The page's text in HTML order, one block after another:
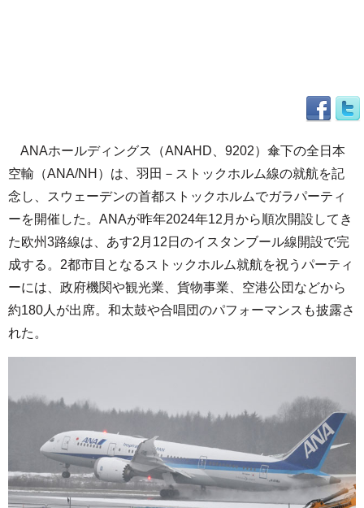
ANAホールディングス（ANAHD、9202）傘下の全日本
空輸（ANA/NH）は、羽田－ストックホルム線の就航を記
念し、スウェーデンの首都ストックホルムでガラパーティ
ーを開催した。ANAが昨年2024年12月から順次開設してき
た欧州3路線は、あす2月12日のイスタンブール線開設で完
成する。2都市目となるストックホルム就航を祝うパーティ
ーには、政府機関や観光業、貨物事業、空港公団などから
約180人が出席。和太鼓や合唱団のパフォーマンスも披露さ
れた。